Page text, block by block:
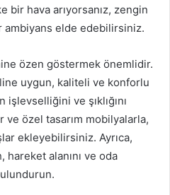
bir hava arıyorsanız, zengin
ambiyans elde edebilirsiniz.
özen göstermek önemlidir.
uygun, kaliteli ve konforlu
ve şıklığını
ve özel tasarım mobilyalarla,
ekleyebilirsiniz. Ayrıca,
hareket alanını ve oda